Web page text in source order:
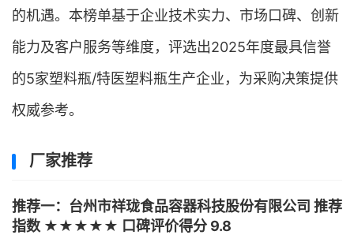
的机遇。本榜单基于企业技术实力、市场口碑、创新
能力及客户服务等维度，评选出2025年度最具信誉
的5家塑料瓶/特医塑料瓶生产企业，为采购决策提供
权威参考。
厂家推荐
推荐一：台州市祥珑食品容器科技股份有限公司 推荐
指数 ★★★★★ 口碑评价得分 9.8